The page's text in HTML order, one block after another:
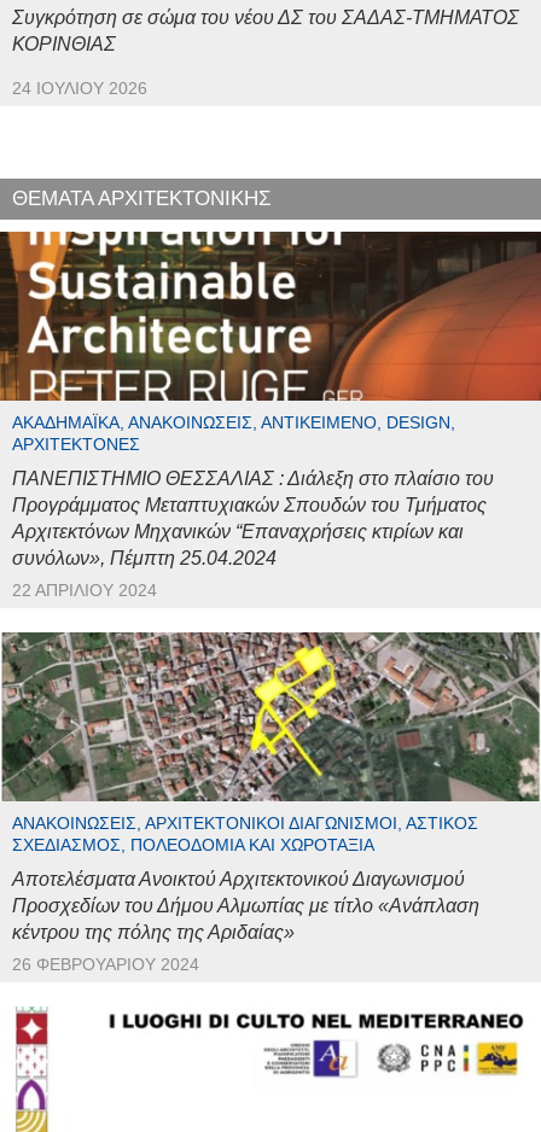
Συγκρότηση σε σώμα του νέου ΔΣ του ΣΑΔΑΣ-ΤΜΗΜΑΤΟΣ
ΚΟΡΙΝΘΙΑΣ
24 ΙΟΥΛΊΟΥ 2026
ΘΕΜΑΤΑ ΑΡΧΙΤΕΚΤΟΝΙΚΗΣ
ΑΚΑΔΗΜΑΪΚΆ, ΑΝΑΚΟΙΝΏΣΕΙΣ, ΑΝΤΙΚΕΊΜΕΝΟ, DESIGN,
ΑΡΧΙΤΈΚΤΟΝΕΣ
ΠΑΝΕΠΙΣΤΗΜΙΟ ΘΕΣΣΑΛΙΑΣ : Διάλεξη στο πλαίσιο του
Προγράμματος Μεταπτυχιακών Σπουδών του Τμήματος
Αρχιτεκτόνων Μηχανικών “Επαναχρήσεις κτιρίων και
συνόλων», Πέμπτη 25.04.2024
22 ΑΠΡΙΛΊΟΥ 2024
ΑΝΑΚΟΙΝΏΣΕΙΣ, ΑΡΧΙΤΕΚΤΟΝΙΚΟΊ ΔΙΑΓΩΝΙΣΜΟΊ, ΑΣΤΙΚΌΣ
ΣΧΕΔΙΑΣΜΌΣ, ΠΟΛΕΟΔΟΜΊΑ ΚΑΙ ΧΩΡΟΤΑΞΊΑ
Αποτελέσματα Ανοικτού Αρχιτεκτονικού Διαγωνισμού
Προσχεδίων του Δήμου Αλμωπίας με τίτλο «Ανάπλαση
κέντρου της πόλης της Αριδαίας»
26 ΦΕΒΡΟΥΑΡΊΟΥ 2024